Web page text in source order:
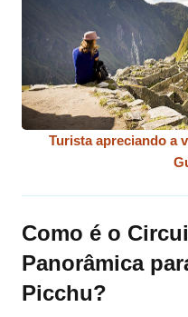
Turista apreciando a
Como é o
Panorâmica
Picchu?